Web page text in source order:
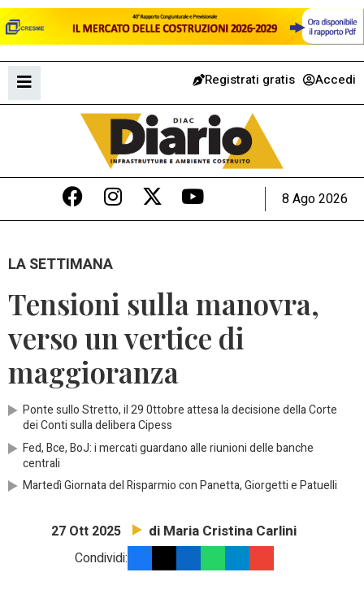
Registrati gratis Accedi
8 Ago 2026
LA SETTIMANA
Tensioni sulla manovra,
verso un vertice di
maggioranza
Ponte sullo Stretto, il 29 0ttobre attesa la decisione della Corte
dei Conti sulla delibera Cipess
Fed, Bce, BoJ: i mercati guardano alle riunioni delle banche
centrali
Martedì Giornata del Risparmio con Panetta, Giorgetti e Patuelli
27 Ott 2025 di Maria Cristina Carlini
Condividi: